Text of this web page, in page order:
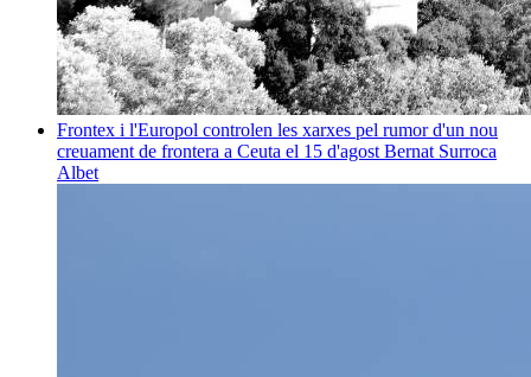
Frontex i l'Europol controlen les xarxes pel rumor d'un nou
creuament de frontera a Ceuta el 15 d'agost Bernat Surroca
Albet